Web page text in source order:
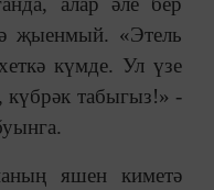
җыенмый. «Этель
күмде. Ул үзе
күбрәк табыгыз!» -
яшен киметә